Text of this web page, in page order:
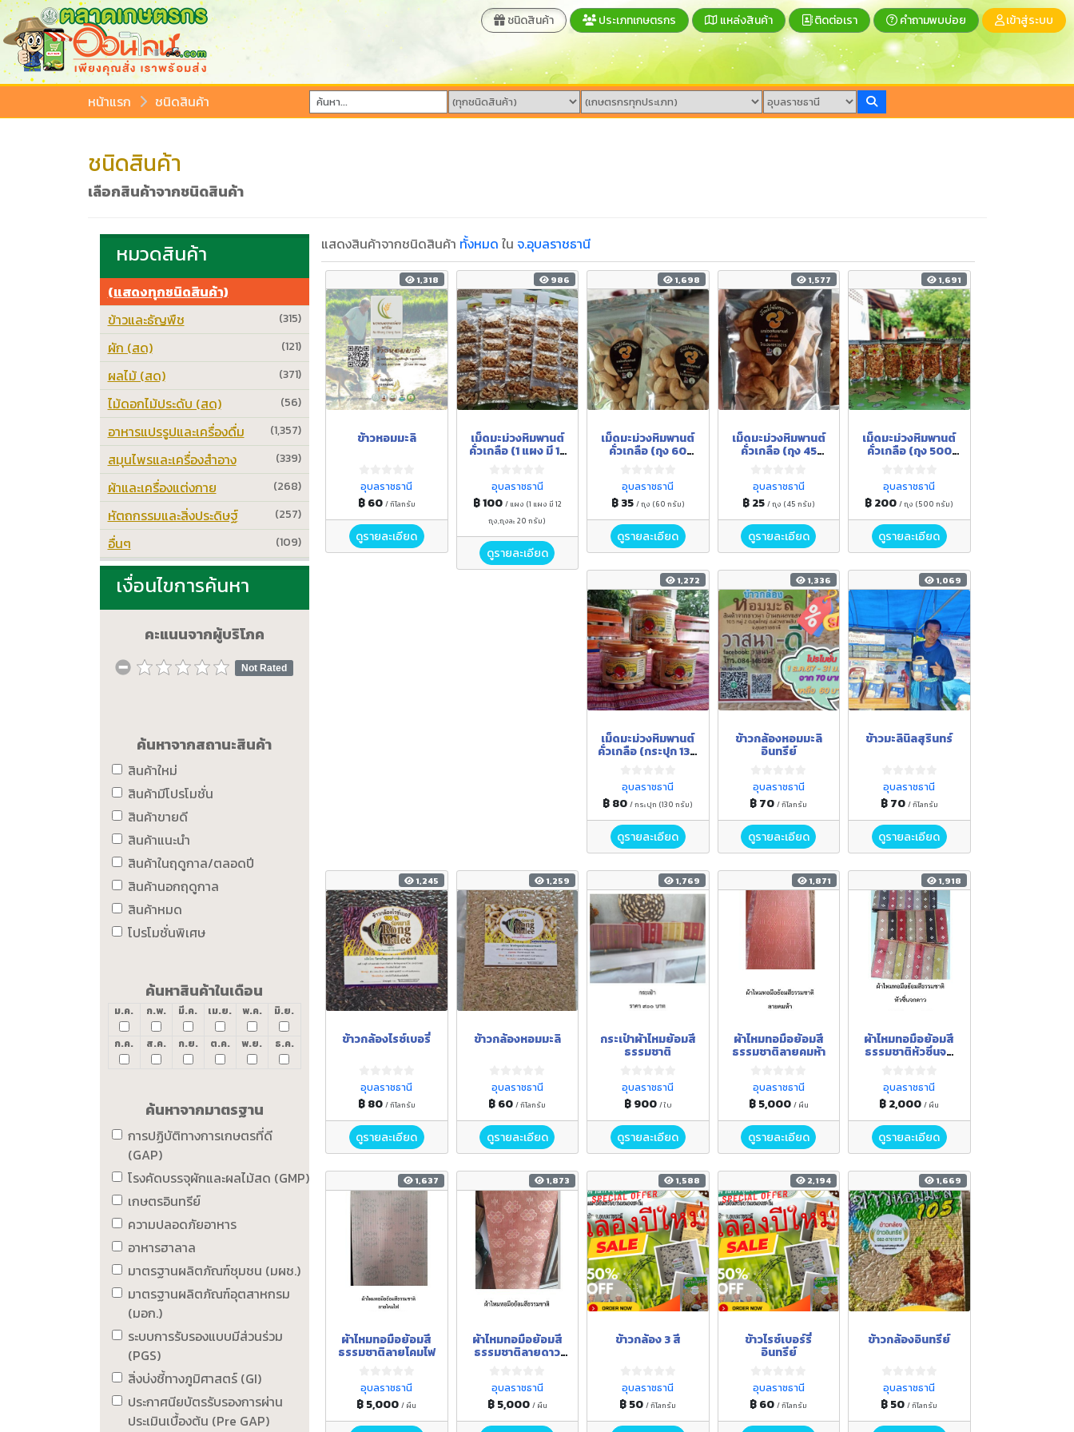
ชนิดสินค้า ประเภทเกษตรกร แหล่งสินค้า ติดต่อเรา คำถามพบบ่อย เข้าสู่ระบบ
หน้าแรก ชนิดสินค้า
ชนิดสินค้า
เลือกสินค้าจากชนิดสินค้า
แสดงสินค้าจากชนิดสินค้า ทั้งหมด ใน จ.อุบลราชธานี
1,318
​ข้าวหอมมะลิ
อุบลราชธานี
฿ 60 / กิโลกรัม
ดูรายละเอียด
986
เม็ดมะม่วงหิมพานต์
คั่วเกลือ (1 แผง มี 12
อุบลราชธานี
฿ 100 / แผง (1 แผง มี 12
ถุง,ถุงละ 20 กรัม)
ดูรายละเอียด
1,698
เม็ดมะม่วงหิมพานต์
คั่วเกลือ (ถุง 60
อุบลราชธานี
฿ 35 / ถุง (60 กรัม)
ดูรายละเอียด
1,577
เม็ดมะม่วงหิมพานต์
คั่วเกลือ (ถุง 45
อุบลราชธานี
฿ 25 / ถุง (45 กรัม)
ดูรายละเอียด
1,691
เม็ดมะม่วงหิมพานต์
คั่วเกลือ (ถุง 500
อุบลราชธานี
฿ 200/ ถุง (500 กรัม)
ดูรายละเอียด
1,272
เม็ดมะม่วงหิมพานต์
คั่วเกลือ (กระปุก 130
อุบลราชธานี
฿ 80/ กระปุก (130 กรัม)
ดูรายละเอียด
1,336
ข้าวกล้องหอมมะลิ
อินทรีย์
อุบลราชธานี
฿ 70/ กิโลกรัม
ดูรายละเอียด
1,069
ข้าวมะลินิลสุรินทร์
อุบลราชธานี
฿ 70 / กิโลกรัม
ดูรายละเอียด
1,245
ข้าวกล้องไรซ์เบอรี่
อุบลราชธานี
฿ 80 / กิโลกรัม
ดูรายละเอียด
1,259
ข้าวกล้องหอมมะลิ
อุบลราชธานี
฿ 60/ กิโลกรัม
ดูรายละเอียด
1,769
กระเป๋าผ้าไหมย้อมสี
ธรรมชาติ
อุบลราชธานี
฿ 900 / ใบ
ดูรายละเอียด
1,871
ผ้าไหมทอมือย้อมสี
ธรรมชาติลายคมห้า
อุบลราชธานี
฿ 5,000 / ผืน
ดูรายละเอียด
1,918
ผ้าไหมทอมือย้อมสี
ธรรมชาติหัวซิ่นจก
อุบลราชธานี
฿ 2,000/ ผืน
ดูรายละเอียด
1,637
ผ้าไหมทอมือย้อมสี
ธรรมชาติลายโคมไฟ
อุบลราชธานี
฿ 5,000/ ผืน
1,873
ผ้าไหมทอมือย้อมสี
ธรรมชาติลายดาว
อุบลราชธานี
฿ 5,000 / ผืน
1,588
ข้าวกล้อง 3 สี
อุบลราชธานี
฿ 50/ กิโลกรัม
2,194
ข้าวไรซ์เบอร์รี่
อินทรีย์
อุบลราชธานี
฿ 60/ กิโลกรัม
1,669
ข้าวกล้องอินทรีย์
อุบลราชธานี
฿ 50/ กิโลกรัม
หมวดสินค้า
(แสดงทุกชนิดสินค้า)
(315)
ข้าวและธัญพืช
(121)
ผัก (สด)
(371)
ผลไม้ (สด)
(56)
ไม้ดอกไม้ประดับ (สด)
(1,357)
อาหารแปรรูปและเครื่องดื่ม
(339)
สมุนไพรและเครื่องสำอาง
(268)
ผ้าและเครื่องแต่งกาย
(257)
หัตถกรรมและสิ่งประดิษฐ์
(109)
อื่นๆ
เงื่อนไขการค้นหา
คะแนนจากผู้บริโภค
Not Rated
ค้นหาจากสถานะสินค้า
สินค้าใหม่
สินค้ามีโปรโมชั่น
สินค้าขายดี
สินค้าแนะนำ
สินค้าในฤดูกาล/ตลอดปี
สินค้านอกฤดูกาล
สินค้าหมด
โปรโมชั่นพิเศษ
ค้นหาสินค้าในเดือน
ม.ค. ก.พ. มี.ค. เม.ย. พ.ค. มิ.ย.
ก.ค. ส.ค. ก.ย. ต.ค. พ.ย. ธ.ค.
ค้นหาจากมาตรฐาน
การปฏิบัติทางการเกษตรที่ดี
(GAP)
โรงคัดบรรจุผักและผลไม้สด (GMP)
เกษตรอินทรีย์
ความปลอดภัยอาหาร
อาหารฮาลาล
มาตรฐานผลิตภัณฑ์ชุมชน (มผช.)
มาตรฐานผลิตภัณฑ์อุตสาหกรม
(มอก.)
ระบบการรับรองแบบมีส่วนร่วม
(PGS)
สิ่งบ่งชี้ทางภูมิศาสตร์ (GI)
ประกาศนียบัตรรับรองการผ่าน
ประเมินเบื้องต้น (Pre GAP)